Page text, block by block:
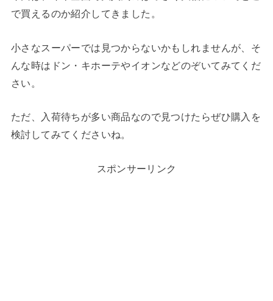
で買えるのか紹介してきました。
小さなスーパーでは見つからないかもしれませんが、そ
んな時はドン・キホーテやイオンなどのぞいてみてくだ
さい。
ただ、入荷待ちが多い商品なので見つけたらぜひ購入を
検討してみてくださいね。
スポンサーリンク